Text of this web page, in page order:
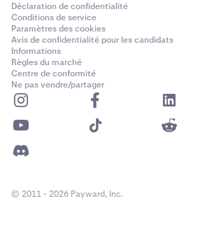
Déclaration de confidentialité
Conditions de service
Paramètres des cookies
Avis de confidentialité pour les candidats
Informations
Règles du marché
Centre de conformité
Ne pas vendre/partager
© 2011 - 2026 Payward, Inc.